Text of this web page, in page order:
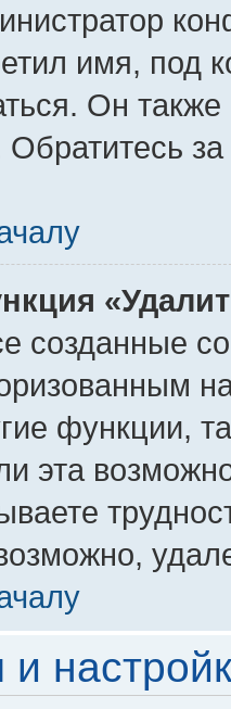
имя, под
Он
Обратитесь
созданные
функции,
эта